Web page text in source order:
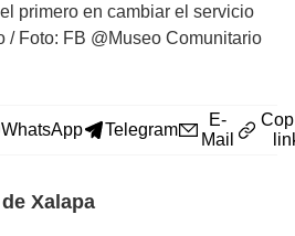
primero en cambiar el servicio
/ Foto: FB @Museo Comunitario
WhatsApp Telegram
E-
Mail
Xalapa